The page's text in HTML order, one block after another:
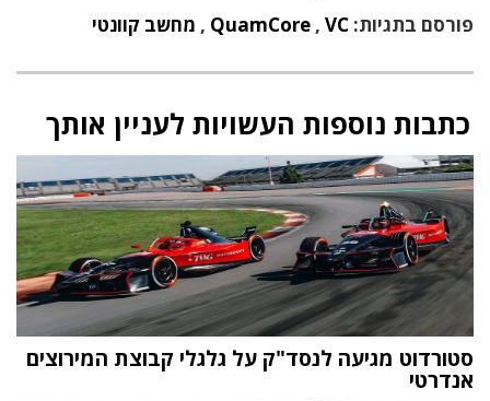
פורסם בתגיות:
QuamCore , VC
, מחשב קוונטי
כתבות נוספות העשויות לעניין אותך
סטורדוט מגיעה לנסד"ק על גלגלי קבוצת המירוצים
אנדרטי